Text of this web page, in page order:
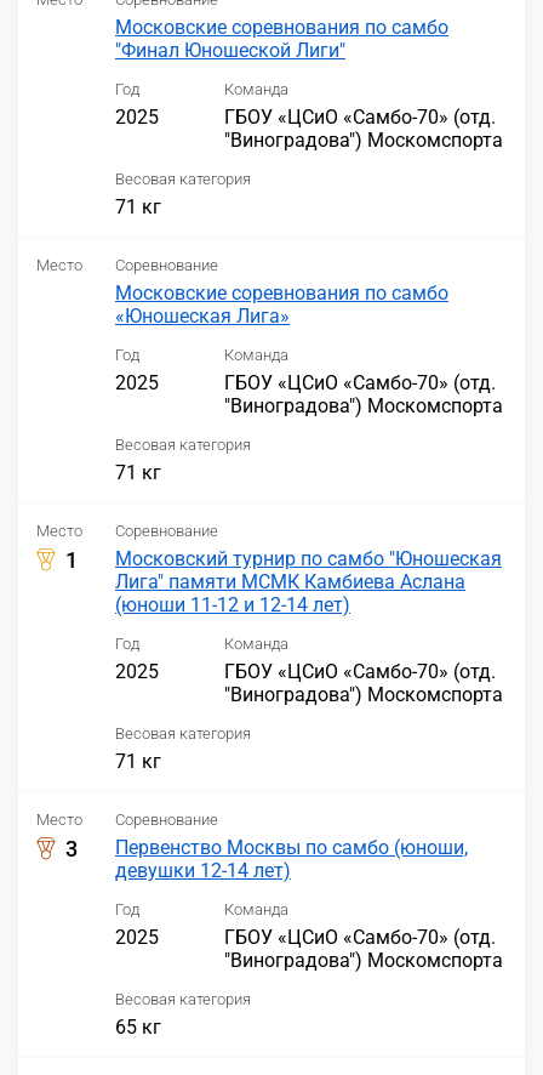
Московские соревнования по самбо
"Финал Юношеской Лиги"
Год
2025
Команда
ГБОУ «ЦСиО «Самбо-70» (отд.
"Виноградова") Москомспорта
Весовая категория
71 кг
Место Соревнование
Московские соревнования по самбо
«Юношеская Лига»
Год
2025
Команда
ГБОУ «ЦСиО «Самбо-70» (отд.
"Виноградова") Москомспорта
Весовая категория
71 кг
Место
1
Соревнование
Московский турнир по самбо "Юношеская
Лига" памяти МСМК Камбиева Аслана
(юноши 11-12 и 12-14 лет)
Год
2025
Команда
ГБОУ «ЦСиО «Самбо-70» (отд.
"Виноградова") Москомспорта
Весовая категория
71 кг
Место
3
Соревнование
Первенство Москвы по самбо (юноши,
девушки 12-14 лет)
Год
2025
Команда
ГБОУ «ЦСиО «Самбо-70» (отд.
"Виноградова") Москомспорта
Весовая категория
65 кг